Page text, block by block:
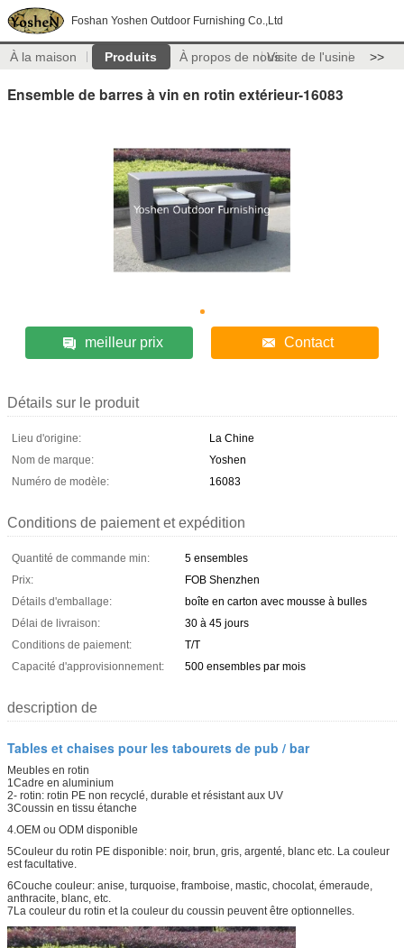
Foshan Yoshen Outdoor Furnishing Co.,Ltd
À la maison Produits À propos de nousVisite de l'usine >>
Ensemble de barres à vin en rotin extérieur-16083
meilleur prix Contact
Détails sur le produit
Lieu d'origine:
La Chine
Nom de marque:
Yoshen
Numéro de modèle:
16083
Conditions de paiement et expédition
Quantité de commande min:
5 ensembles
Prix:
FOB Shenzhen
Détails d'emballage:
boîte en carton avec mousse à bulles
Délai de livraison:
30 à 45 jours
Conditions de paiement:
T/T
Capacité d'approvisionnement:
500 ensembles par mois
description de
Tables et chaises pour les tabourets de pub / bar
Meubles en rotin
1Cadre en aluminium
2- rotin: rotin PE non recyclé, durable et résistant aux UV
3Coussin en tissu étanche
4.OEM ou ODM disponible
5Couleur du rotin PE disponible: noir, brun, gris, argenté, blanc etc. La couleur
est facultative.
6Couche couleur: anise, turquoise, framboise, mastic, chocolat, émeraude,
anthracite, blanc, etc.
7La couleur du rotin et la couleur du coussin peuvent être optionnelles.